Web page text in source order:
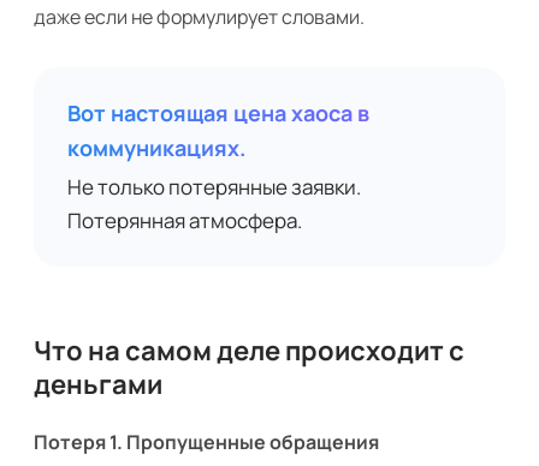
даже если не формулирует словами.
Вот настоящая цена хаоса в
коммуникациях.
Не только потерянные заявки.
Потерянная атмосфера.
Что на самом деле происходит с
деньгами
Потеря 1. Пропущенные обращения